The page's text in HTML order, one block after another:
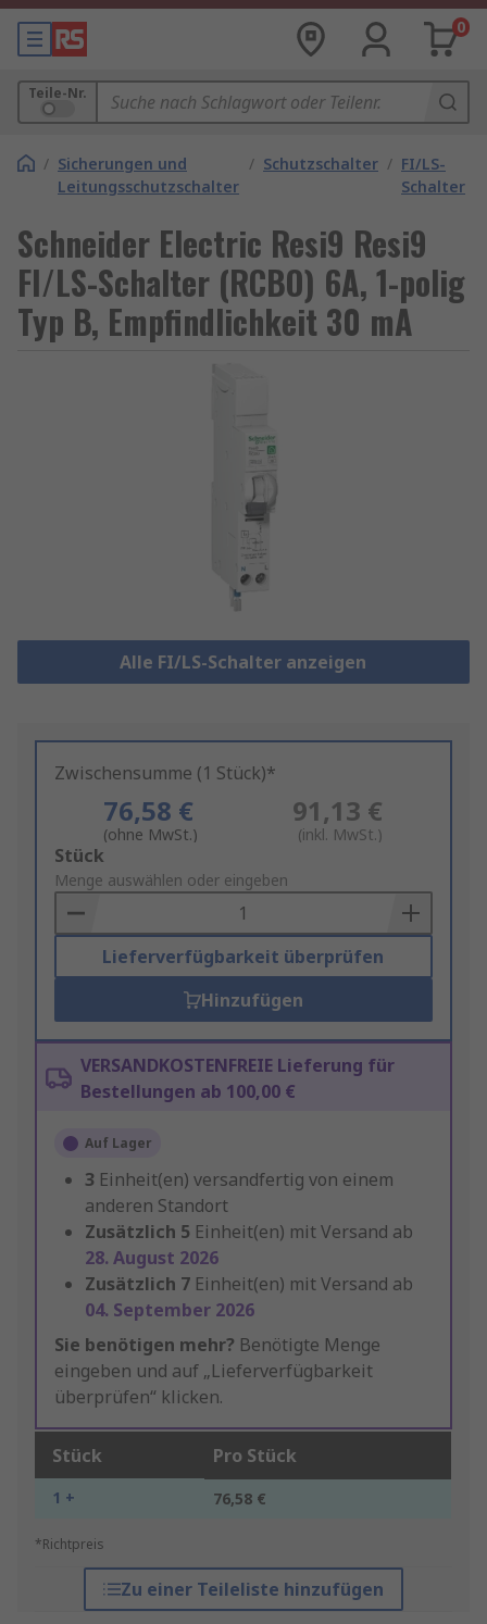
0
Teile-Nr.
/ Sicherungen und
Leitungsschutzschalter
/ Schutzschalter / FI/LS-
Schalter
Schneider Electric Resi9 Resi9
FI/LS-Schalter (RCBO) 6A, 1-polig
Typ B, Empfindlichkeit 30 mA
Alle FI/LS-Schalter anzeigen
Zwischensumme (1 Stück)*
76,58 €
(ohne MwSt.)
91,13 €
(inkl. MwSt.)
Add
to
Basket
Stück
Menge auswählen oder eingeben
Lieferverfügbarkeit überprüfen
Hinzufügen
VERSANDKOSTENFREIE Lieferung für
Bestellungen ab 100,00 €
Auf Lager
3 Einheit(en) versandfertig von einem
anderen Standort
Zusätzlich 5 Einheit(en) mit Versand ab
28. August 2026
Zusätzlich 7 Einheit(en) mit Versand ab
04. September 2026
Sie benötigen mehr? Benötigte Menge
eingeben und auf „Lieferverfügbarkeit
überprüfen“ klicken.
Stück Pro Stück
1 + 76,58 €
*Richtpreis
Zu einer Teileliste hinzufügen